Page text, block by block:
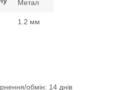
Метал
1.2 мм
обмін: 14 днів